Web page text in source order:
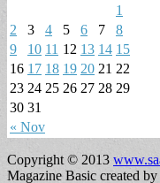
« Nov
1
2
3 4 5 6 7
8
9
10 11 12 13 14 15
16 17 18 19 20 21 22
23 24 25 26 27 28 29
30 31
Copyright © 2013
Magazine Basic created by